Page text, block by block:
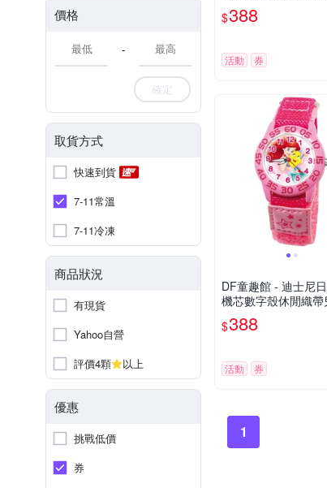
價格
-
確定
取貨方式
快速到貨
7-11常溫
7-11冷凍
商品狀況
有現貨
Yahoo自營
評價4顆
以上
優惠
挑戰低價
券
共3色
$388
活動 券
DF童趣館 - 迪士尼
機芯數字殼休閒織帶
錶 - 多款可選
$388
活動 券
1